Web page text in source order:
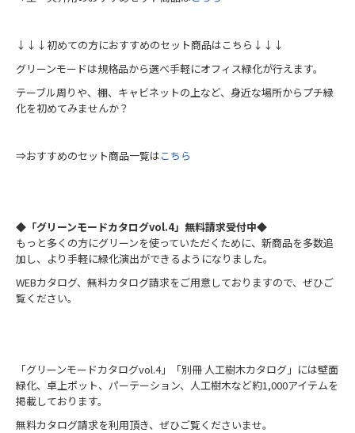
↓↓↓初めての方におすすめのセット商品はこちら↓↓↓
グリーンモードは規格品から選べ手軽にオフィス緑化が行えます。
テーブル周りや、棚、キャビネットの上など、身近な場所からプチ緑
化を初めてみませんか？
⇒おすすめのセット商品一覧はこちら
◆「グリーンモードカタログvol.4」無料請求受付中◆
もっと多くの方にグリーンを使っていただくために、新商品を多数追
加し、より手軽に緑化演出ができるようになりました。
WEBカタログ、無料カタログ請求をご用意しておりますので、ぜひご
覧ください。
「グリーンモードカタログvol.4」「別冊 人工樹木カタログ」には壁面
緑化、卓上ポット、パーテーション、人工樹木など約1,000アイテムを
掲載しております。
無料カタログ請求を利用頂き、ぜひご覧くださいませ。